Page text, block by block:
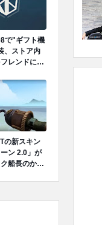
で"ギフト機
、ストア内
レンドにプ
開
の新スキン
ーン 2.0」が
船長のかぎ